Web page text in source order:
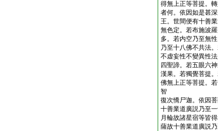
得無上正等菩提。
者何。依因如是甚
王。世間便有十善
無色定。若布施波
多。若内空乃至無
乃至十八佛不共法
不虚妄性不變異性
四聖諦。若五眼六
漢果。若獨覺菩提
佛無上正等菩提。
智
復次憍尸迦。依因
十善業道廣説乃至
月輪故諸星宿等皆
薩故十善業道廣説